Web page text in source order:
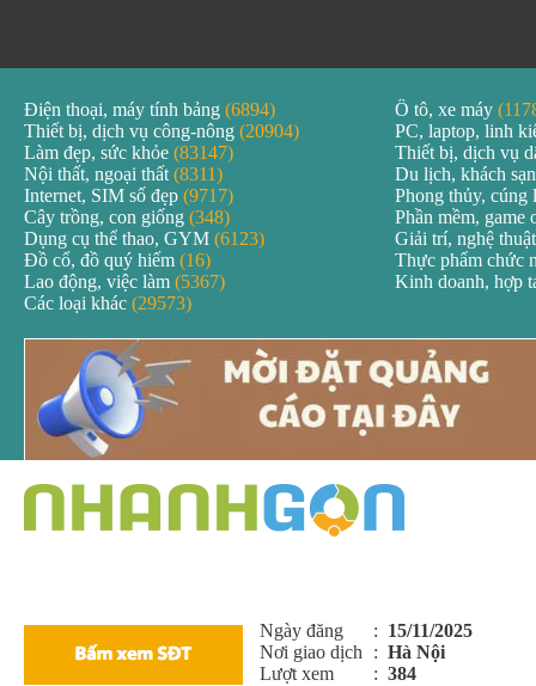
Điện thoại, máy tính bảng (6894) Ô tô, xe máy
Thiết bị, dịch vụ công-nông (20904)
PC, laptop, linh
Làm đẹp, sức khỏe (83147)
Thiết bị, dịch vụ
Nội thất, ngoại thất (8311)
Du lịch, khách
Internet, SIM số đẹp (9717)
Phong thủy, cúng
Cây trồng, con giống (348)
Phần mềm, game
Dụng cụ thể thao, GYM (6123)
Giải trí, nghệ
Đồ cổ, đồ quý hiếm (16)
Thực phẩm chức
Lao động, việc làm (5367)
Kinh doanh, hợp
Các loại khác (29573)
Ngày đăng : 15/11/2025
Nơi giao dịch : Hà Nội
Lượt xem
: 384